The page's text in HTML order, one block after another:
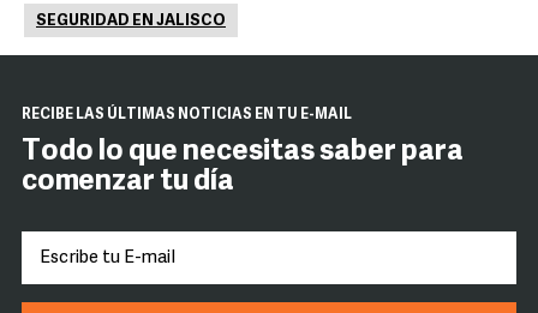
SEGURIDAD EN JALISCO
RECIBE LAS ÚLTIMAS NOTICIAS EN TU E-MAIL
Todo lo que necesitas saber para
comenzar tu día